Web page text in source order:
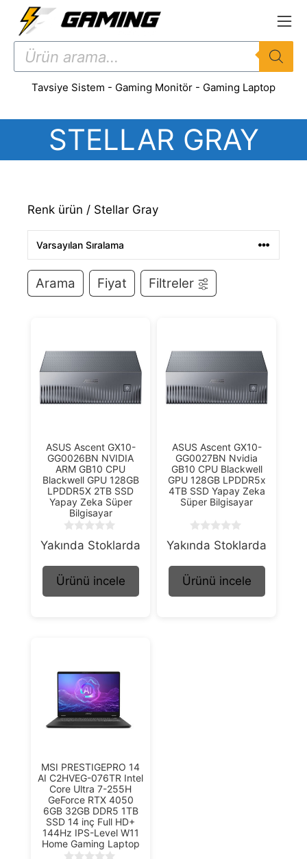
İçeriğe
Products
search
Tavsiye Sistem - Gaming Monitör - Gaming Laptop
STELLAR GRAY
Renk ürün / Stellar Gray
Arama Fiyat Filtreler
ASUS Ascent GX10-
GG0026BN NVIDIA
ARM GB10 CPU
Blackwell GPU 128GB
LPDDR5X 2TB SSD
Yapay Zeka Süper
Bilgisayar
o
t
o
f
Yakında Stoklarda
Ürünü incele
ASUS Ascent GX10-
GG0027BN Nvidia
GB10 CPU Blackwell
GPU 128GB LPDDR5x
4TB SSD Yapay Zeka
Süper Bilgisayar
o
t
o
f
Yakında Stoklarda
Ürünü incele
MSI PRESTIGEPRO 14
AI C2HVEG-076TR Intel
Core Ultra 7-255H
GeForce RTX 4050
6GB 32GB DDR5 1TB
SSD 14 inç Full HD+
144Hz IPS-Level W11
Home Gaming Laptop